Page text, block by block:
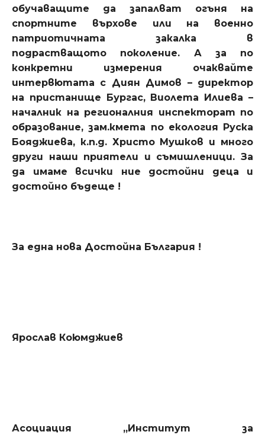
обучаващите да запалват огъня на
спортните върхове или на военно
патриотичната закалка в
подрастващото поколение. А за по
конкретни измерения очаквайте
интервютата с Диян Димов – директор
на пристанище Бургас, Виолета Илиева –
началник на регионалния инспекторат по
образование, зам.кмета по екология Руска
Бояджиева, к.п.д. Христо Мушков и много
други наши приятели и съмишленици. За
да имаме всички ние достойни деца и
достойно бъдеще !
За една нова Достойна България !
Ярослав Коюмджиев
Асоциация „Институт за